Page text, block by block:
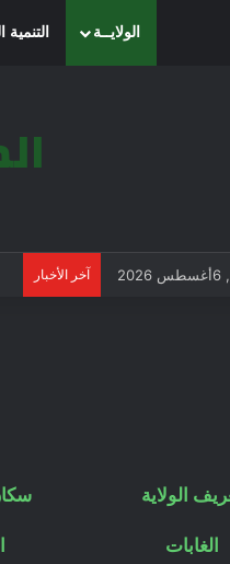
الولايــة التنمية
آخر الأخبار
الولاية
الغابات